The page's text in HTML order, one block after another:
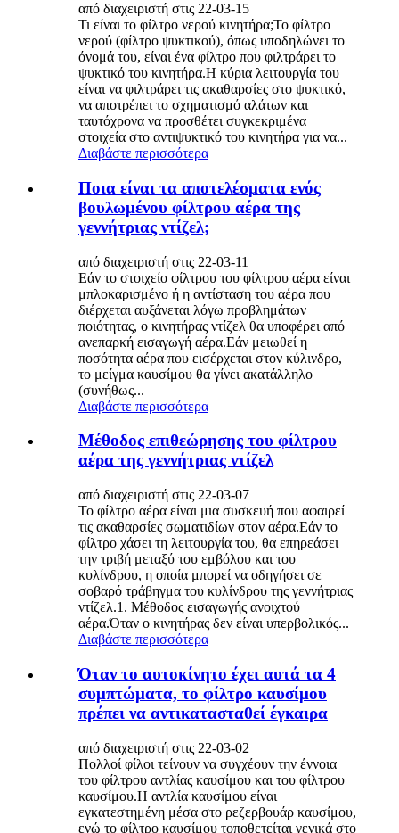
από διαχειριστή στις 22-03-15
Τι είναι το φίλτρο νερού κινητήρα;Το φίλτρο
νερού (φίλτρο ψυκτικού), όπως υποδηλώνει το
όνομά του, είναι ένα φίλτρο που φιλτράρει το
ψυκτικό του κινητήρα.Η κύρια λειτουργία του
είναι να φιλτράρει τις ακαθαρσίες στο ψυκτικό,
να αποτρέπει το σχηματισμό αλάτων και
ταυτόχρονα να προσθέτει συγκεκριμένα
στοιχεία στο αντιψυκτικό του κινητήρα για να...
Διαβάστε περισσότερα
Ποια είναι τα αποτελέσματα ενός
βουλωμένου φίλτρου αέρα της
γεννήτριας ντίζελ;
από διαχειριστή στις 22-03-11
Εάν το στοιχείο φίλτρου του φίλτρου αέρα είναι
μπλοκαρισμένο ή η αντίσταση του αέρα που
διέρχεται αυξάνεται λόγω προβλημάτων
ποιότητας, ο κινητήρας ντίζελ θα υποφέρει από
ανεπαρκή εισαγωγή αέρα.Εάν μειωθεί η
ποσότητα αέρα που εισέρχεται στον κύλινδρο,
το μείγμα καυσίμου θα γίνει ακατάλληλο
(συνήθως...
Διαβάστε περισσότερα
Μέθοδος επιθεώρησης του φίλτρου
αέρα της γεννήτριας ντίζελ
από διαχειριστή στις 22-03-07
Το φίλτρο αέρα είναι μια συσκευή που αφαιρεί
τις ακαθαρσίες σωματιδίων στον αέρα.Εάν το
φίλτρο χάσει τη λειτουργία του, θα επηρεάσει
την τριβή μεταξύ του εμβόλου και του
κυλίνδρου, η οποία μπορεί να οδηγήσει σε
σοβαρό τράβηγμα του κυλίνδρου της γεννήτριας
ντίζελ.1. Μέθοδος εισαγωγής ανοιχτού
αέρα.Όταν ο κινητήρας δεν είναι υπερβολικός...
Διαβάστε περισσότερα
Όταν το αυτοκίνητο έχει αυτά τα 4
συμπτώματα, το φίλτρο καυσίμου
πρέπει να αντικατασταθεί έγκαιρα
από διαχειριστή στις 22-03-02
Πολλοί φίλοι τείνουν να συγχέουν την έννοια
του φίλτρου αντλίας καυσίμου και του φίλτρου
καυσίμου.Η αντλία καυσίμου είναι
εγκατεστημένη μέσα στο ρεζερβουάρ καυσίμου,
ενώ το φίλτρο καυσίμου τοποθετείται γενικά στο